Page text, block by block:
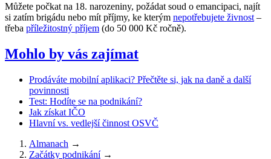
Můžete počkat na 18. narozeniny, požádat soud o emancipaci, najít
si zatím brigádu nebo mít příjmy, ke kterým nepotřebujete živnost –
třeba příležitostný příjem (do 50 000 Kč ročně).
Mohlo by vás zajímat
Prodáváte mobilní aplikaci? Přečtěte si, jak na daně a další
povinnosti
Test: Hodíte se na podnikání?
Jak získat IČO
Hlavní vs. vedlejší činnost OSVČ
Almanach →
Začátky podnikání →